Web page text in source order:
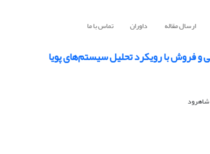
ارسال مقاله داوران تماس با ما
و فروش با رویکرد تحلیل سیستم‌های پویا